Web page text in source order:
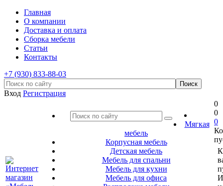
Главная
О компании
Доставка и оплата
Сборка мебели
Статьи
Контакты
+7 (930) 833-88-03
Вход Регистрация
Мягкая
мебель
Корпусная мебель
Детская мебель
Мебель для спальни
Мебель для кухни
Мебель для офиса
0
0
0